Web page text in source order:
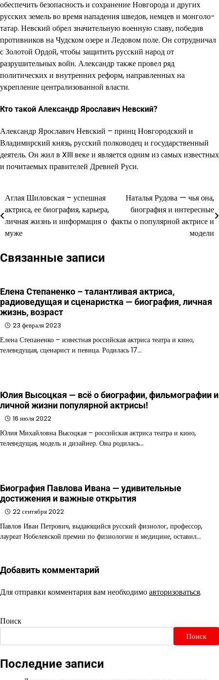
обеспечить безопасность и сохранение Новгорода и других
русских земель во время нападения шведов, немцев и монголо-
татар. Невский обрел значительную военную славу, победив
противников на Чудском озере и Ледовом поле. Он сотрудничал
с Золотой Ордой, чтобы защитить русский народ от
разрушительных войн. Александр также провел ряд
политических и внутренних реформ, направленных на
укрепление централизованной власти.
Кто такой Александр Ярославич Невский?
Александр Ярославич Невский – принц Новгородский и
Владимирский князь, русский полководец и государственный
деятель. Он жил в XIII веке и является одним из самых известных
и почитаемых правителей Древней Руси.
Навигация
по
записям
Аглая Шиловская – успешная
актриса, ее биография, карьера,
личная жизнь и информация о
муже
Наталья Рудова — чья она,
биография и интересные
факты о популярной актрисе и
модели
Связанные записи
Елена Степаненко – талантливая актриса,
радиоведущая и сценаристка — биография, личная
жизнь, возраст
23 февраля 2023
Елена Степаненко – известная российская актриса театра и кино,
телеведущая, сценарист и певица. Родилась 17…
Юлия Высоцкая — всё о биографии, фильмографии и
личной жизни популярной актрисы!
16 июля 2022
Юлия Михайловна Высоцкая – российская актриса театра и кино,
телеведущая, модель и дизайнер. Она родилась…
Биография Павлова Ивана — удивительные
достижения и важные открытия
22 сентября 2022
Павлов Иван Петрович, выдающийся русский физиолог, профессор,
лауреат Нобелевской премии по физиологии и медицине, оставил…
Добавить комментарий
Для отправки комментария вам необходимоавторизоваться.
Поиск
Поиск
Последние записи